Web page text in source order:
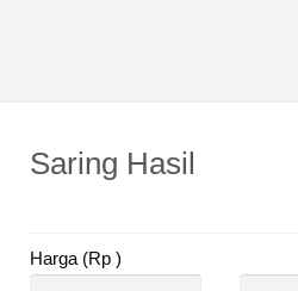
Saring Hasil
Harga (Rp )